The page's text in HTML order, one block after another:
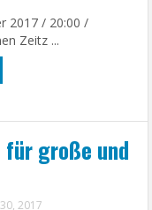
2017 / 20:00 /
Zeitz ...
für große und
2017